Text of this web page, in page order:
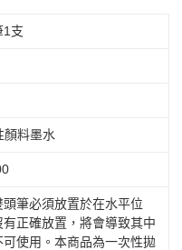
1支
顏料墨水
筆必須放置於在水平位
正確放置，將會導致其中
使用。本商品為一次性拋